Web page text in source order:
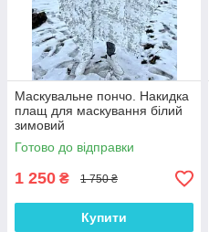
Маскувальне пончо. Накидка
плащ для маскування білий
зимовий
Готово до відправки
1 250 ₴ 1 750 ₴
Купити